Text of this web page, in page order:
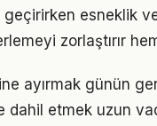
esneklik
zorlaştırır
ayırmak günün
etmek uzun